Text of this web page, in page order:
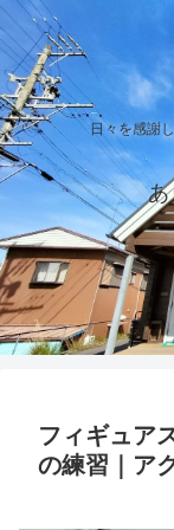
日々を感謝
あ
フィギュア
の練習｜ア